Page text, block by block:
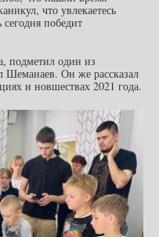
что увлекаетесь
победит
подметил один из
Шеманаев. Он же рассказал
и новшествах 2021 года.